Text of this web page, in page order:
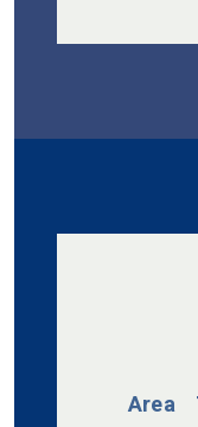
Area